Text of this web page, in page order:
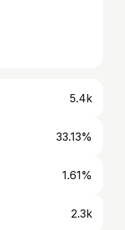
5.4k
33.13%
1.61%
2.3k